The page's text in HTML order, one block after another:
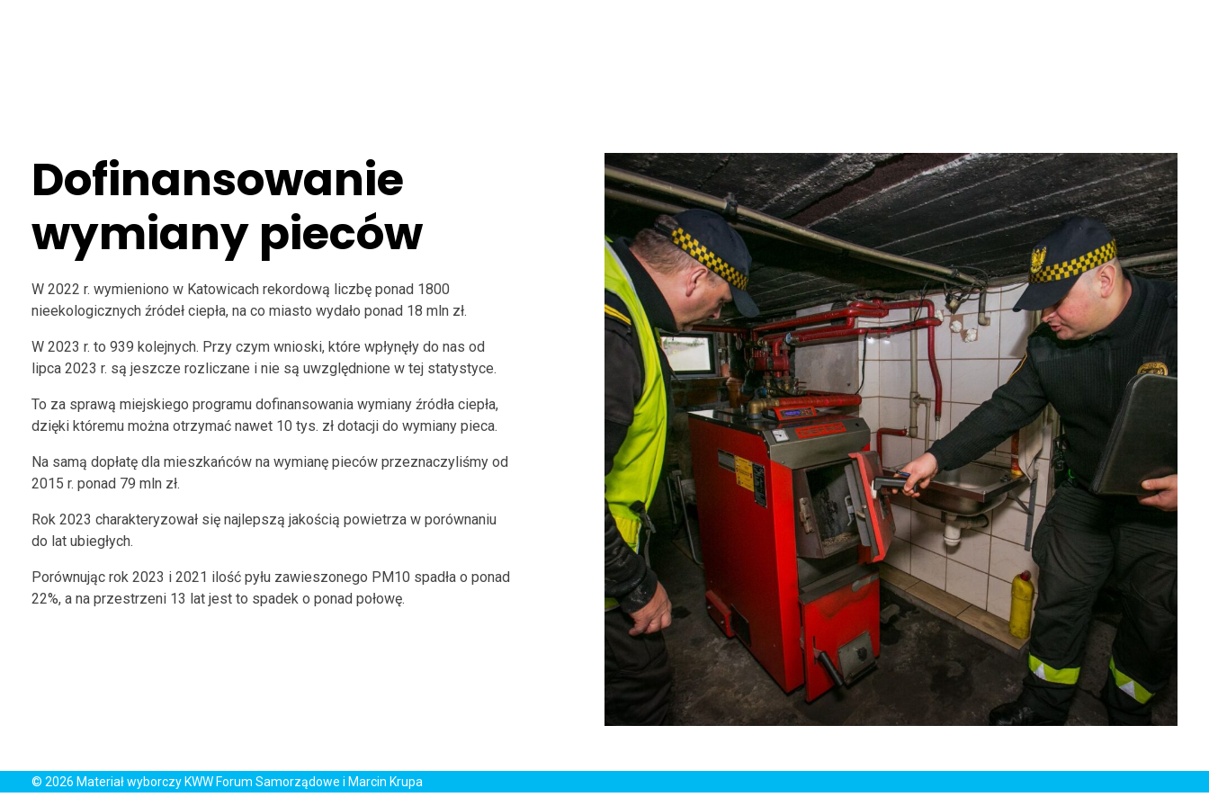
Dofinansowanie
wymiany pieców
W 2022 r. wymieniono w Katowicach rekordową liczbę ponad 1800
nieekologicznych źródeł ciepła, na co miasto wydało ponad 18 mln zł.
W 2023 r. to 939 kolejnych. Przy czym wnioski, które wpłynęły do nas od
lipca 2023 r. są jeszcze rozliczane i nie są uwzględnione w tej statystyce.
To za sprawą miejskiego programu dofinansowania wymiany źródła ciepła,
dzięki któremu można otrzymać nawet 10 tys. zł dotacji do wymiany pieca.
Na samą dopłatę dla mieszkańców na wymianę pieców przeznaczyliśmy od
2015 r. ponad 79 mln zł.
Rok 2023 charakteryzował się najlepszą jakością powietrza w porównaniu
do lat ubiegłych.
Porównując rok 2023 i 2021 ilość pyłu zawieszonego PM10 spadła o ponad
22%, a na przestrzeni 13 lat jest to spadek o ponad połowę.
© 2026 Materiał wyborczy KWW Forum Samorządowe i Marcin Krupa